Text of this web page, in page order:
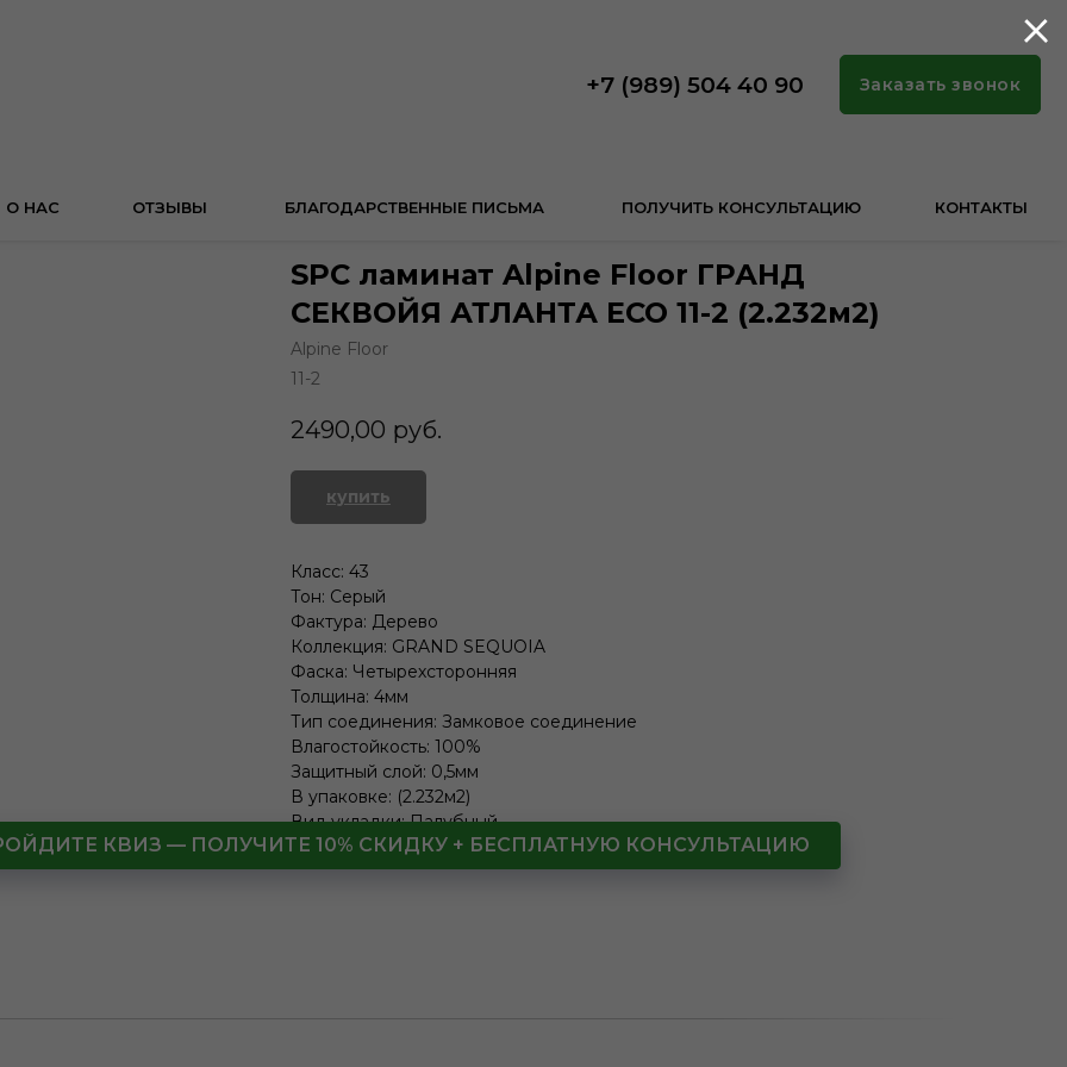
+7 (989) 504 40 90 Заказать звонок
О НАС КОНТАКТЫ
БЛАГОДАРСТВЕННЫЕ ПИСЬМА
ОТЗЫВЫ ПОЛУЧИТЬ КОНСУЛЬТАЦИЮ
SPC ламинат Alpine Floor ГРАНД
СЕКВОЙЯ АТЛАНТА ECO 11-2 (2.232м2)
Alpine Floor
11-2
2490,00 руб.
купить
Класс: 43
Тон: Серый
Фактура: Дерево
Коллекция: GRAND SEQUOIA
Фаска: Четырехсторонняя
Толщина: 4мм
Тип соединения: Замковое соединение
Влагостойкость: 100%
Защитный слой: 0,5мм
В упаковке: (2.232м2)
Вид укладки: Палубный
lwh: 1220x183x4 mm
КВИЗ — ПОЛУЧИТЕ 10% СКИДКУ + БЕСПЛАТНУЮ КОНСУЛЬТАЦИЮ